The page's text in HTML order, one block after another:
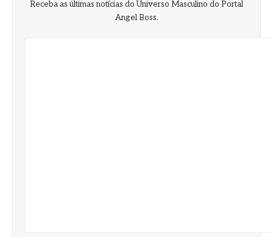
Receba as últimas notícias do Universo Masculino do Portal
Angel Boss.